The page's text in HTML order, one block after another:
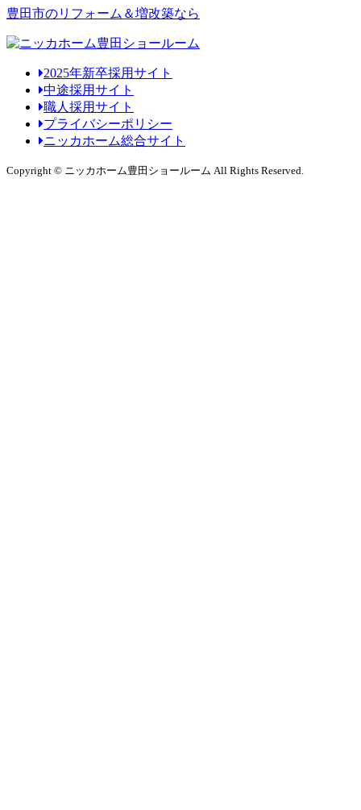
豊田市のリフォーム＆増改築なら
2025年新卒採用サイト
中途採用サイト
職人採用サイト
プライバシーポリシー
ニッカホーム総合サイト
Copyright © ニッカホーム豊田ショールーム All Rights Reserved.